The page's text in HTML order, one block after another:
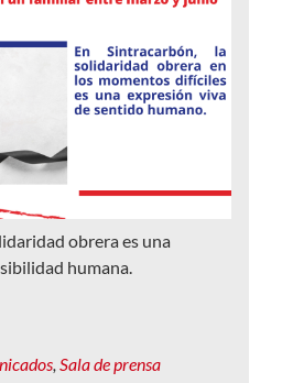
obrera es una
humana.
, Sala de prensa